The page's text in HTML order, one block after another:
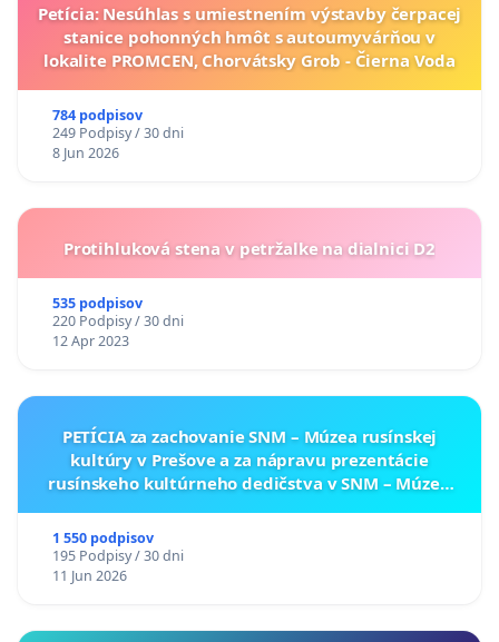
Petícia: Nesúhlas s umiestnením výstavby čerpacej
stanice pohonných hmôt s autoumyvárňou v
lokalite PROMCEN, Chorvátsky Grob - Čierna Voda
784 podpisov
249 Podpisy / 30 dni
8 Jun 2026
Protihluková stena v petržalke na dialnici D2
535 podpisov
220 Podpisy / 30 dni
12 Apr 2023
PETÍCIA za zachovanie SNM – Múzea rusínskej
kultúry v Prešove a za nápravu prezentácie
rusínskeho kultúrneho dedičstva v SNM – Múzeu
1 550 podpisov
195 Podpisy / 30 dni
11 Jun 2026